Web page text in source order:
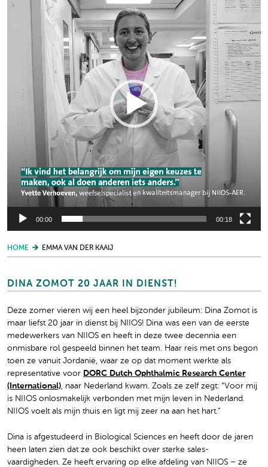
00:00 00:18
HOME EMMA VAN DER KAAIJ
DINA ZOMOT 20 JAAR IN DIENST!
Deze zomer vieren wij een heel bijzonder jubileum: Dina Zomot is
maar liefst 20 jaar in dienst bij NIIOS! Dina was een van de eerste
medewerkers van NIIOS en heeft in deze twee decennia een
onmisbare rol gespeeld binnen het team. Haar reis met ons begon
toen ze vanuit Jordanië, waar ze op dat moment werkte als
representative voor DORC Dutch Ophthalmic Research Center
(International), naar Nederland kwam. Zoals ze zelf zegt: “Voor mij
is NIIOS onlosmakelijk verbonden met mijn leven in Nederland.
NIIOS voelt als mijn thuis en ligt mij zeer na aan het hart.”
Dina is afgestudeerd in Biological Sciences en heeft door de jaren
heen laten zien dat ze ook beschikt over sterke sales-
vaardigheden. Ze heeft ervaring op elke afdeling van NIIOS – ze